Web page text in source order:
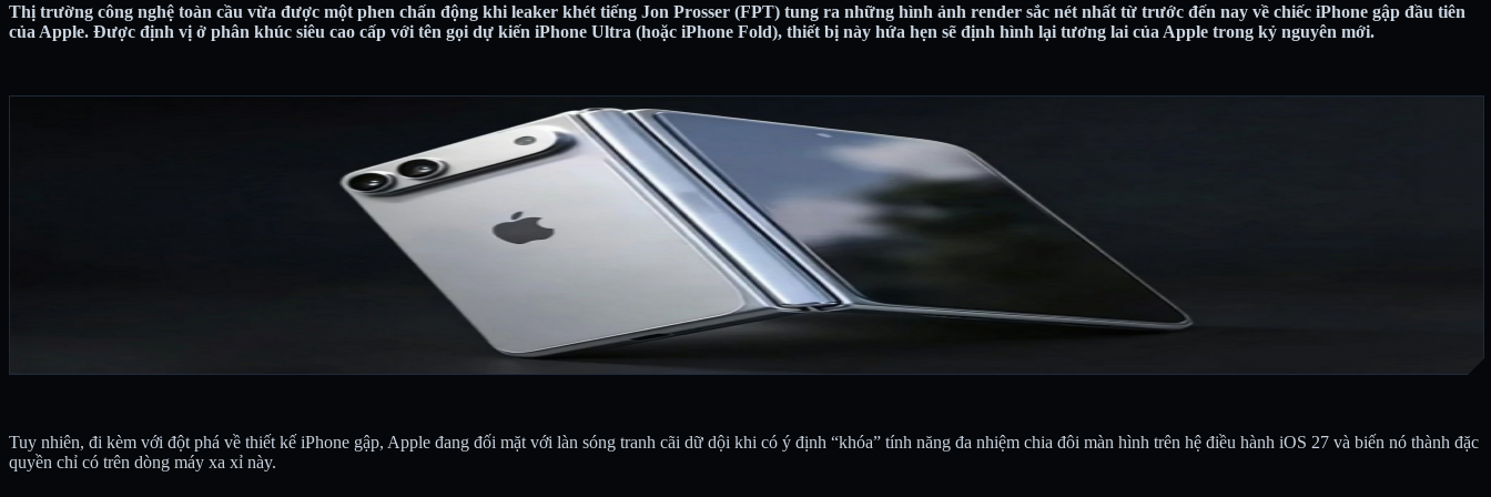
Thị trường công nghệ toàn cầu vừa được một phen chấn động khi leaker khét tiếng Jon Prosser (FPT) tung ra những hình ảnh render sắc nét nhất từ trước đến nay về chiếc iPhone gập đầu tiên
của Apple. Được định vị ở phân khúc siêu cao cấp với tên gọi dự kiến iPhone Ultra (hoặc iPhone Fold), thiết bị này hứa hẹn sẽ định hình lại tương lai của Apple trong kỷ nguyên mới.
Tuy nhiên, đi kèm với đột phá về thiết kế iPhone gập, Apple đang đối mặt với làn sóng tranh cãi dữ dội khi có ý định “khóa” tính năng đa nhiệm chia đôi màn hình trên hệ điều hành iOS 27 và biến nó thành đặc
quyền chỉ có trên dòng máy xa xỉ này.